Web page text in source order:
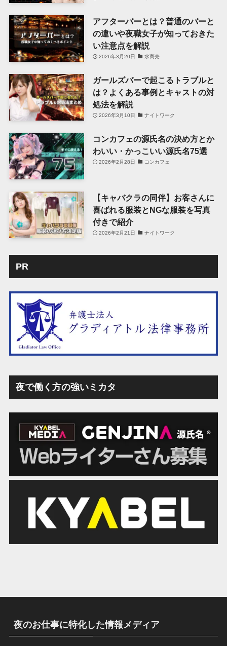
アフターバーとは？普通のバーと
の違いや夜職女子が知っておきた
い注意点を解説
2026年3月20日 水商売
ガールズバーで起こるトラブルと
は？よくある事例とキャストの対
処法を解説
2026年3月10日 ナイトワーク
コンカフェの源氏名の決め方とか
わいい・かっこいい源氏名75選
2026年2月28日 コンカフェ
【キャバクラの同伴】お客さんに
喜ばれる服装とNGな服装を写真
付きで紹介
2026年2月21日 ナイトワーク
PR
夜で働く方の強いミカタ
夜のお仕事に特化した情報メディア